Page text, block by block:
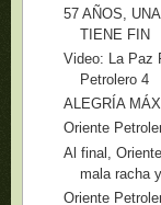
57 AÑOS,
TIENE FIN
Video: La Paz
Petrolero 4
ALEGRÍA
Oriente
Al final,
mala racha y
Oriente